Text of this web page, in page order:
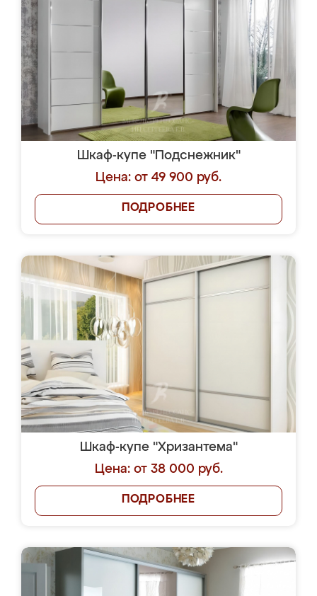
Шкаф-купе "Подснежник"
Цена: от 49 900 руб.
ПОДРОБНЕЕ
Шкаф-купе "Хризантема"
Цена: от 38 000 руб.
ПОДРОБНЕЕ